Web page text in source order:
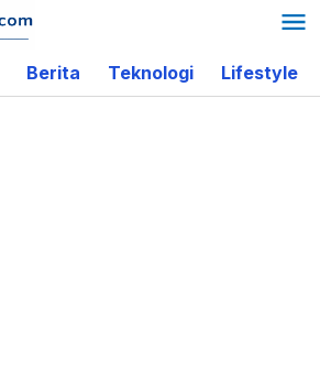
Berita Teknologi Lifestyle